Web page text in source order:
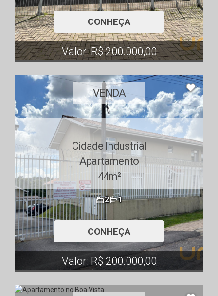
CONHEÇA
Valor: R$ 200.000,00
VENDA
Cidade Industrial
Apartamento
44m²
2 1
CONHEÇA
Valor: R$ 200.000,00